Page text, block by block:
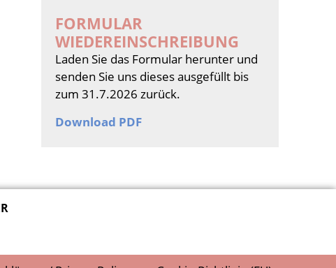
FORMULAR
WIEDEREINSCHREIBUNG
Laden Sie das Formular herunter und
senden Sie uns dieses ausgefüllt bis
zum 31.7.2026 zurück.
Download PDF